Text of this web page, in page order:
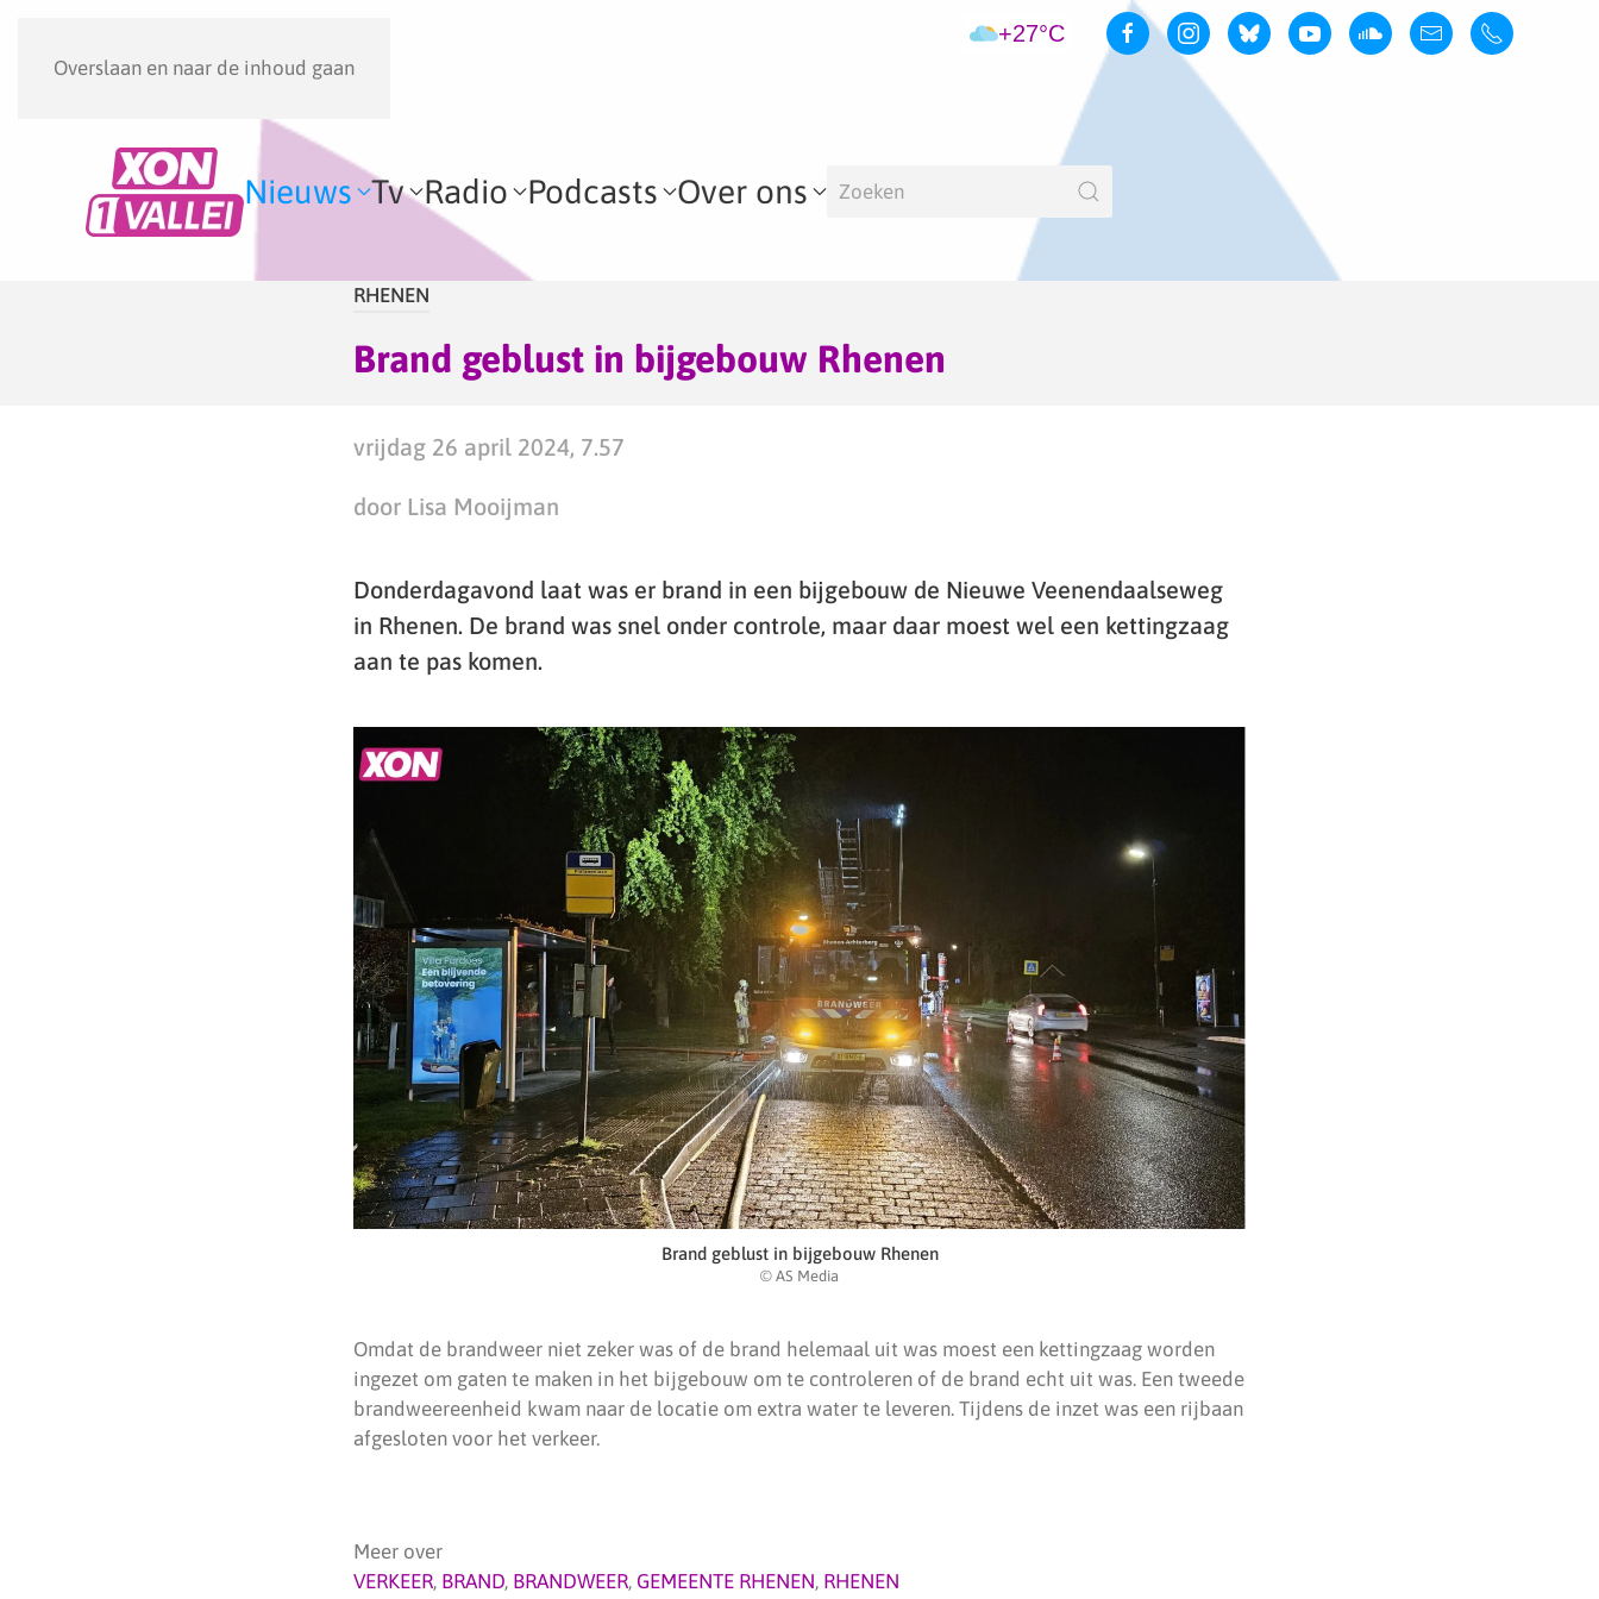
Overslaan en naar de inhoud gaan
+27°C
Nieuws Tv Radio Podcasts Over ons
RHENEN
Brand geblust in bijgebouw Rhenen
vrijdag 26 april 2024, 7.57
door Lisa Mooijman
Donderdagavond laat was er brand in een bijgebouw de Nieuwe Veenendaalseweg
in Rhenen. De brand was snel onder controle, maar daar moest wel een kettingzaag
aan te pas komen.
Brand geblust in bijgebouw Rhenen
© AS Media
Omdat de brandweer niet zeker was of de brand helemaal uit was moest een kettingzaag worden
ingezet om gaten te maken in het bijgebouw om te controleren of de brand echt uit was. Een tweede
brandweereenheid kwam naar de locatie om extra water te leveren. Tijdens de inzet was een rijbaan
afgesloten voor het verkeer.
Meer over
VERKEER, BRAND, BRANDWEER, GEMEENTE RHENEN, RHENEN